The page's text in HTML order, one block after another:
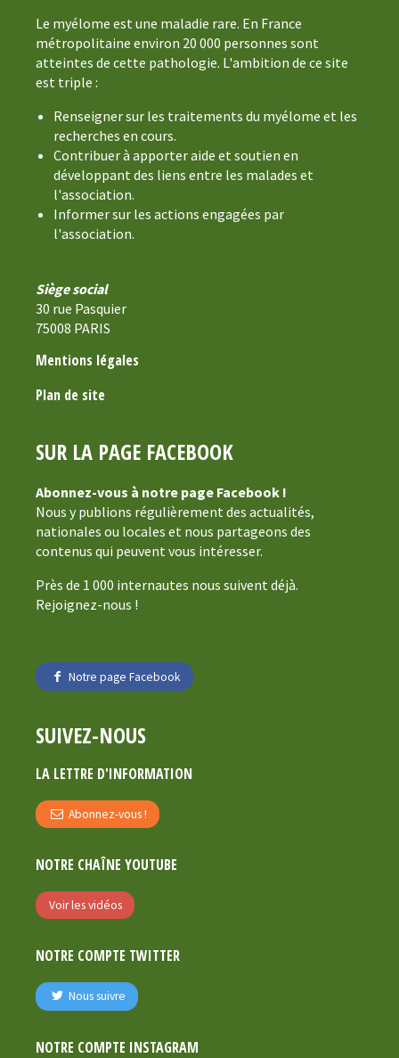
Le myélome est une maladie rare. En France
métropolitaine environ 20 000 personnes sont
atteintes de cette pathologie. L'ambition de ce site
est triple :
Renseigner sur les traitements du myélome et les
recherches en cours.
Contribuer à apporter aide et soutien en
développant des liens entre les malades et
l'association.
Informer sur les actions engagées par
l'association.
Siège social
30 rue Pasquier
75008 PARIS
Mentions légales
Plan de site
SUR LA PAGE FACEBOOK
Abonnez-vous à notre page Facebook !
Nous y publions régulièrement des actualités,
nationales ou locales et nous partageons des
contenus qui peuvent vous intéresser.
Près de 1 000 internautes nous suivent déjà.
Rejoignez-nous !
Notre page Facebook
SUIVEZ-NOUS
LA LETTRE D'INFORMATION
Abonnez-vous !
NOTRE CHAÎNE YOUTUBE
Voir les vidéos
NOTRE COMPTE TWITTER
Nous suivre
NOTRE COMPTE INSTAGRAM